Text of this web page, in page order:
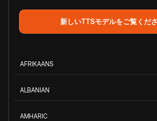
新しいTTSモデルをご覧くだ
AFRIKAANS
ALBANIAN
AMHARIC